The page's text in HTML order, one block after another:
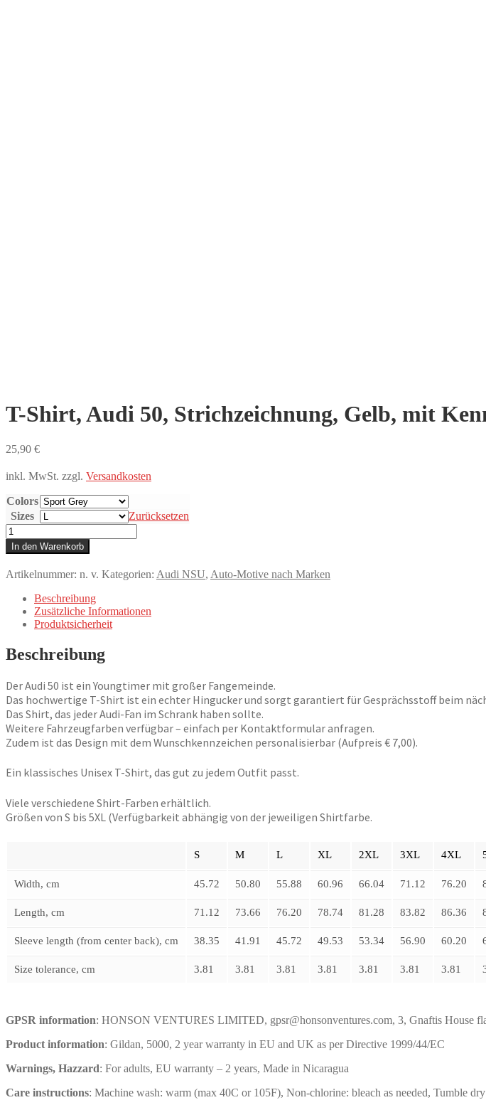
T-Shirt, Audi 50, Strichzeichnung, Gelb, mit
25,90 €
inkl. MwSt. zzgl. Versandkosten
Colors
Sizes
Zurücksetzen
T-
Shirt,
Audi
50,
Strichzeichnung,
Kennzeichen
personalisierbar
In den Warenkorb
Artikelnummer: n. v. Kategorien: Audi NSU, Auto-Motive nach Marken
Beschreibung
Zusätzliche Informationen
Produktsicherheit
Beschreibung
Der Audi 50 ist ein Youngtimer mit großer Fangemeinde.
Das hochwertige T-Shirt ist ein echter Hingucker und sorgt garantiert für Gesprächsstoff beim
Das Shirt, das jeder Audi-Fan im Schrank haben sollte.
Weitere Fahrzeugfarben verfügbar – einfach per Kontaktformular anfragen.
Zudem ist das Design mit dem Wunschkennzeichen personalisierbar (Aufpreis € 7,00).
Ein klassisches Unisex T-Shirt, das gut zu jedem Outfit passt.
Viele verschiedene Shirt-Farben erhältlich.
Größen von S bis 5XL (Verfügbarkeit abhängig von der jeweiligen Shirtfarbe.
S M L XL 2XL 3XL 4XL
Width, cm 45.72 50.80 55.88 60.96 66.04 71.12 76.20
Length, cm 71.12 73.66 76.20 78.74 81.28 83.82 86.36
Sleeve length (from center back), cm 38.35 41.91 45.72 49.53 53.34 56.90 60.20
Size tolerance, cm 3.81 3.81 3.81 3.81 3.81 3.81 3.81
GPSR information: HONSON VENTURES LIMITED, gpsr@honsonventures.com, 3, Gnaftis House
Product information: Gildan, 5000, 2 year warranty in EU and UK as per Directive 1999/44/EC
Warnings, Hazzard: For adults, EU warranty – 2 years, Made in Nicaragua
Care instructions: Machine wash: warm (max 40C or 105F), Non-chlorine: bleach as needed, Tumble